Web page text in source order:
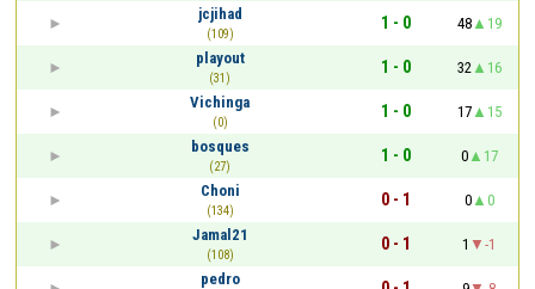
jcjihad
(109)
1 - 0 48
19
playout
(31)
1 - 0 32
16
Vichinga
(0)
1 - 0 17
15
bosques
(27)
1 - 0 0
17
Choni
(134)
0 - 1 0
0
Jamal21
(108)
0 - 1 1
-1
pedro